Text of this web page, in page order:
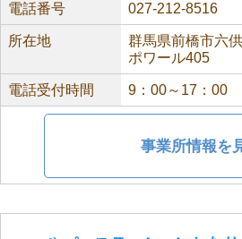
電話番号 027-212-8516
所在地
群馬県前橋市六
ポワール405
電話受付時間 9：00～17：00
事業所情報を